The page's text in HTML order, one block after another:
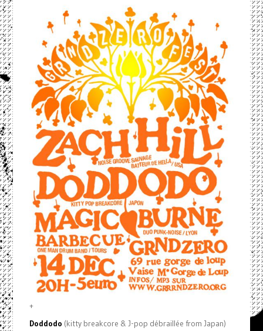
+
Doddodo (kitty breakcore & J-pop débraillée from Japan)